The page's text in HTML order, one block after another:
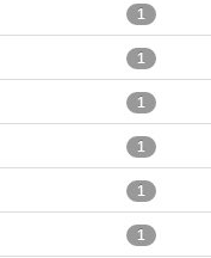
1
1
1
1
1
1